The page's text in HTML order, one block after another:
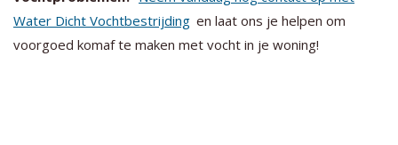
Water Dicht Vochtbestrijding en laat ons je helpen om
voorgoed komaf te maken met vocht in je woning!